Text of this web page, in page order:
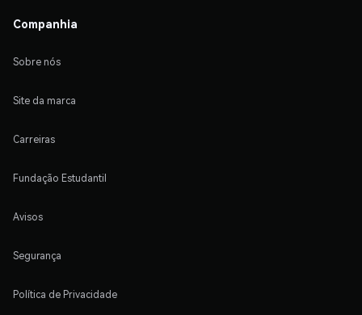
Companhia
Sobre nós
Site da marca
Carreiras
Fundação Estudantil
Avisos
Segurança
Política de Privacidade